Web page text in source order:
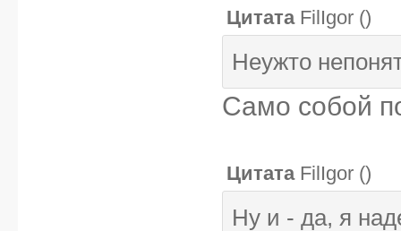
Цитата FilIgor ()
Неужто
Само собой
Цитата FilIgor ()
Ну и - да, я